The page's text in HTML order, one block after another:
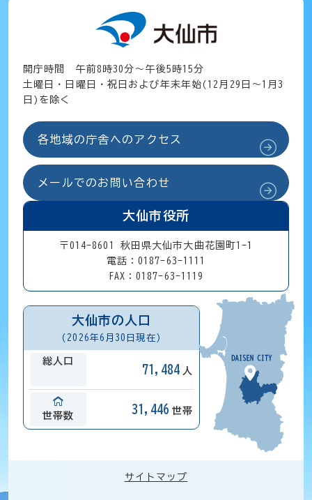
開庁時間 午前8時30分～午後5時15分
土曜日・日曜日・祝日および年末年始(12月29日～1月3
日)を除く
各地域の庁舎へのアクセス
メールでのお問い合わせ
大仙市役所
〒014-8601 秋田県大仙市大曲花園町1-1
電話：0187-63-1111
FAX：0187-63-1119
大仙市の人口
(2026年6月30日現在)
総人口
71,484 人
世帯数
31,446 世帯
サイトマップ